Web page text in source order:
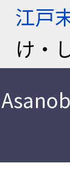
江戸
け・